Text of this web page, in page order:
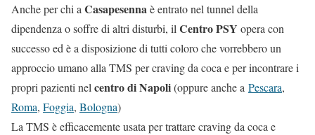
Anche per chi aCasapesennaè entrato nel tunnel della
dipendenza o soffre di altri disturbi, ilCentro PSY opera con
successo ed è a disposizione di tutti coloro che vorrebbero un
approccio umano alla TMS per craving da coca e per incontrare i
propri pazienti nelcentro di Napoli(oppure anche a Pescara,
Roma, Foggia, Bologna)
La TMS è efficacemente usata per trattare craving da coca e